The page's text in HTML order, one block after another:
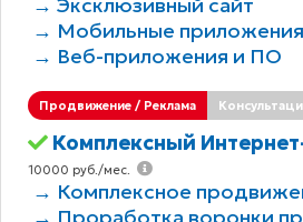
→ Мобильные приложения
→ Веб-приложения и ПО
Продвижение / Реклама
Комплексный
10000 руб./мес.
→ Комплексное
→ Проработка воронки